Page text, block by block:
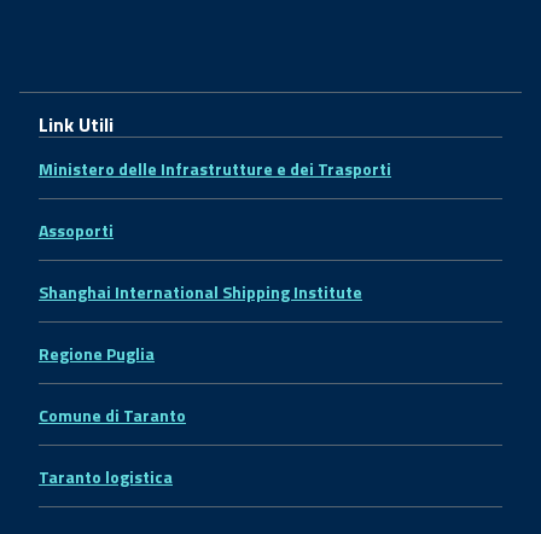
Link Utili
Ministero delle Infrastrutture e dei Trasporti
Assoporti
Shanghai International Shipping Institute
Regione Puglia
Comune di Taranto
Taranto logistica